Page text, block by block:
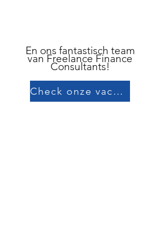
En ons fantastisch team
vanFreelance Finance
Consultants!
Check onze vacatures